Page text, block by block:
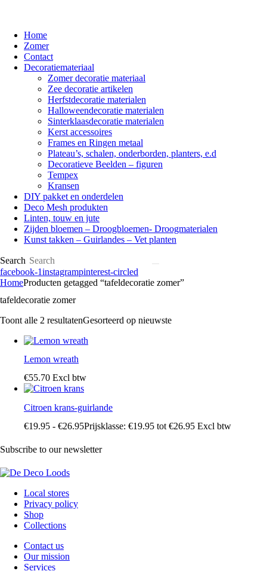
Home
Zomer
Contact
Decoratiemateriaal
Zomer decoratie materiaal
Zee decoratie artikelen
Herfstdecoratie materialen
Halloweendecoratie materialen
Sinterklaasdecoratie materialen
Kerst accessoires
Frames en Ringen metaal
Plateau’s, schalen, onderborden, planters, e.d
Decoratieve Beelden – figuren
Tempex
Kransen
DIY pakket en onderdelen
Deco Mesh produkten
Linten, touw en jute
Zijden bloemen – Droogbloemen- Droogmaterialen
Kunst takken – Guirlandes – Vet planten
Search
facebook-1instagrampinterest-circled
HomeProducten getagged “tafeldecoratie zomer”
tafeldecoratie zomer
Toont alle 2 resultatenGesorteerd op nieuwste
Lemon wreath
€55.70 Excl btw
Citroen krans-guirlande
€19.95 - €26.95Prijsklasse: €19.95 tot €26.95 Excl btw
Subscribe to our newsletter
Local stores
Privacy policy
Shop
Collections
Contact us
Our mission
Services